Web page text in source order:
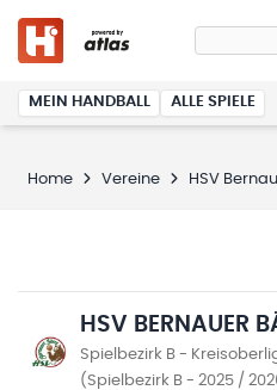
MEIN HANDBALL ALLE SPIELE
Home Vereine HSV
HSV BERNAUER
Spielbezirk B -
(Spielbezirk B - 2025 /